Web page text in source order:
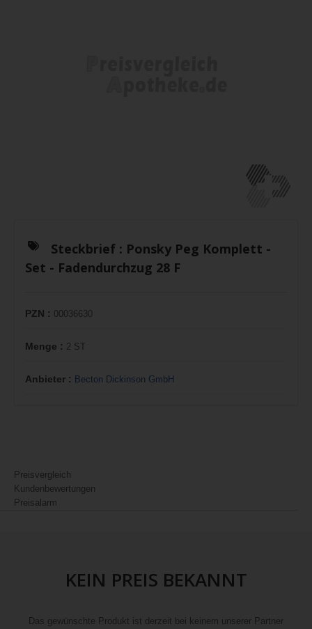
Steckbrief : Ponsky Peg Komplett -
Set - Fadendurchzug 28 F
PZN : 00036630
Menge : 2 ST
Anbieter : Becton Dickinson GmbH
Preisvergleich
Kundenbewertungen
Preisalarm
KEIN PREIS BEKANNT
Das gewünschte Produkt ist derzeit bei keinem unserer Partner